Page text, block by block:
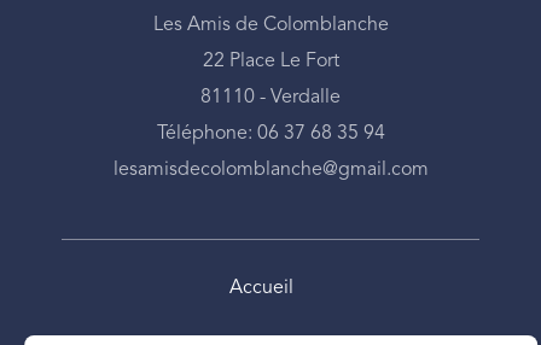
Les Amis de Colomblanche
22 Place Le Fort
81110 - Verdalle
Téléphone: 06 37 68 35 94
lesamisdecolomblanche@gmail.com
Accueil